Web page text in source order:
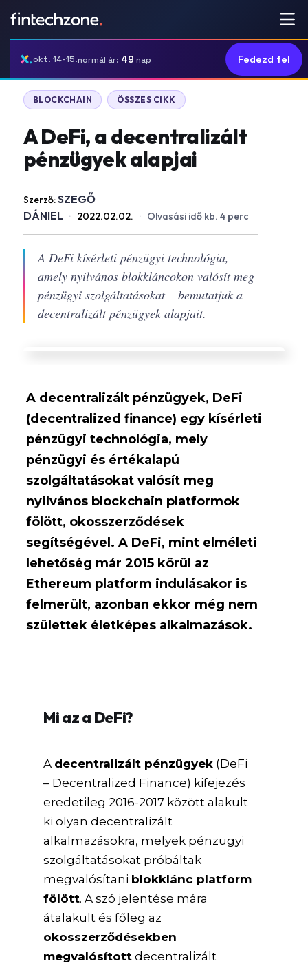
okt. 14-15.normál ár: 49 nap Fedezd fel
BLOCKCHAIN ÖSSZES CIKK
A DeFi, a decentralizált
pénzügyek alapjai
Szerző:SZEGŐ
DÁNIEL · 2022.02.02. · Olvasási idő kb. 4 perc
A DeFi kísérleti pénzügyi technológia,
amely nyilvános blokkláncokon valósít meg
pénzügyi szolgáltatásokat – bemutatjuk a
decentralizált pénzügyek alapjait.
A decentralizált pénzügyek, DeFi
(decentralized finance) egy kísérleti
pénzügyi technológia, mely
pénzügyi és értékalapú
szolgáltatásokat valósít meg
nyilvános blockchain platformok
fölött, okosszerződések
segítségével. A DeFi, mint elméleti
lehetőség már 2015 körül az
Ethereum platform indulásakor is
felmerült, azonban ekkor még nem
születtek életképes alkalmazások.
Mi az a DeFi?
A decentralizált pénzügyek (DeFi
– Decentralized Finance) kifejezés
eredetileg 2016-2017 között alakult
ki olyan decentralizált
alkalmazásokra, melyek pénzügyi
szolgáltatásokat próbáltak
megvalósítani blokklánc platform
fölött. A szó jelentése mára
átalakult és főleg az
okosszerződésekben
megvalósított decentralizált